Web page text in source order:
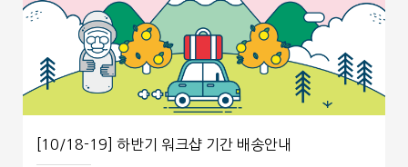
[10/18-19] 하반기 워크샵 기간 배송안내